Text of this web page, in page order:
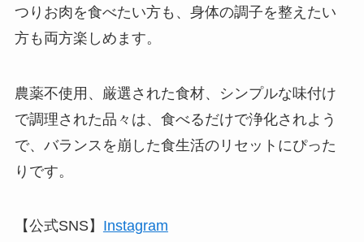
つりお肉を食べたい方も、身体の調子を整えたい
方も両方楽しめます。
農薬不使用、厳選された食材、シンプルな味付け
で調理された品々は、食べるだけで浄化されよう
で、バランスを崩した食生活のリセットにぴった
りです。
【公式SNS】 Instagram